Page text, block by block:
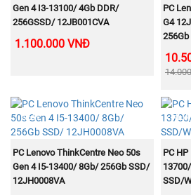
Gen 4 I3-13100/ 4Gb DDR/
256GSSD/ 12JB001CVA
1.100.000 VNĐ
PC
G4
NEW
MUA NGAY
PC Lenovo ThinkCentre Neo 50s
Gen 4 I5-13400/ 8Gb/ 256Gb SSD/
12JH0008VA
NEW
PC
SSD/